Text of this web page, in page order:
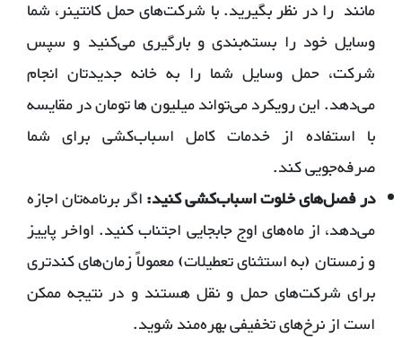
مانند را در نظر بگیرید. با شرکت‌های حمل کانتینر، شما
وسایل خود را بسته‌بندی و بارگیری می‌کنید و سپس
شرکت، حمل وسایل شما را به خانه جدیدتان انجام
می‌دهد. این رویکرد می‌تواند میلیون ها تومان در مقایسه
با استفاده از خدمات کامل اسباب‌کشی برای شما
صرفه‌جویی کند.
در فصل‌های خلوت اسباب‌کشی کنید:اگر برنامه‌تان اجازه
می‌دهد، از ماه‌های اوج جابجایی اجتناب کنید. اواخر پاییز
و زمستان (به استثنای تعطیلات) معمولاً زمان‌های کندتری
برای شرکت‌های حمل و نقل هستند و در نتیجه ممکن
است از نرخ‌های تخفیفی بهره‌مند شوید.